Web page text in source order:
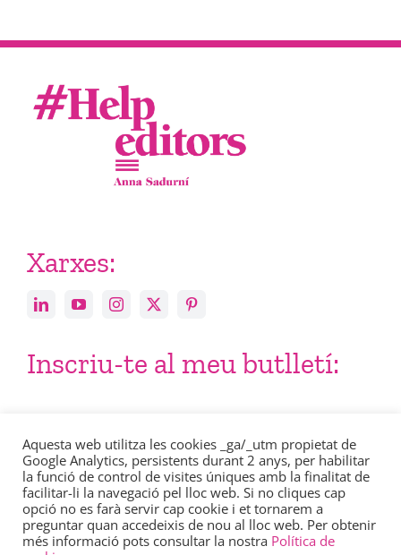
Xarxes:
Inscriu-te al meu butlletí:
Consulta en aquest enllaç la nostrapolítica de privacitat.
Aquesta web utilitza les cookies _ga/_utm propietat de
Google Analytics, persistents durant 2 anys, per habilitar
la funció de control de visites úniques amb la finalitat de
facilitar-li la navegació pel lloc web. Si no cliques cap
opció no es farà servir cap cookie i et tornarem a
preguntar quan accedeixis de nou al lloc web. Per obtenir
més informació pots consultar la nostra Política de